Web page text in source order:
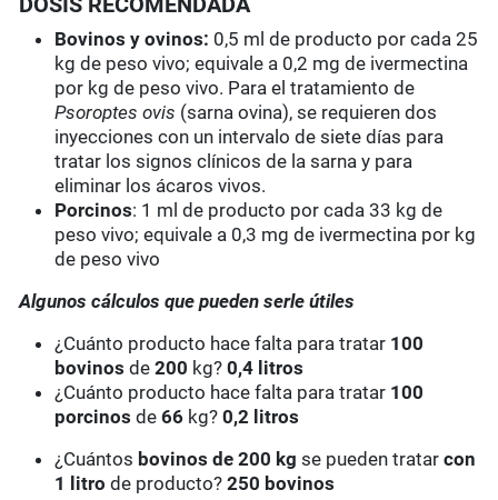
Bovinos y ovinos: 0,5 ml de producto por cada 25
kg de peso vivo; equivale a 0,2 mg de ivermectina
por kg de peso vivo. Para el tratamiento de
Psoroptes ovis (sarna ovina), se requieren dos
inyecciones con un intervalo de siete días para
tratar los signos clínicos de la sarna y para
eliminar los ácaros vivos.
Porcinos: 1 ml de producto por cada 33 kg de
peso vivo; equivale a 0,3 mg de ivermectina por kg
de peso vivo
Algunos cálculos que pueden serle útiles
¿Cuánto producto hace falta para tratar 100
bovinosde 200 kg?0,4 litros
¿Cuánto producto hace falta para tratar 100
porcinosde 66 kg?0,2 litros
¿Cuántos bovinos de 200 kg se pueden tratarcon
1 litro de producto?250 bovinos